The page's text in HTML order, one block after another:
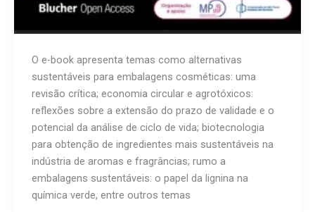
O e-book apresenta temas como alternativas
sustentáveis para embalagens cosméticas: uma
revisão crítica; economia circular e agrotóxicos:
reflexões sobre a extensão do prazo de validade e o
potencial da análise de ciclo de vida; biotecnologia
para obtenção de ingredientes mais sustentáveis na
indústria de aromas e fragrâncias; rumo a
embalagens sustentáveis: o papel da lignina na
química verde, entre outros temas